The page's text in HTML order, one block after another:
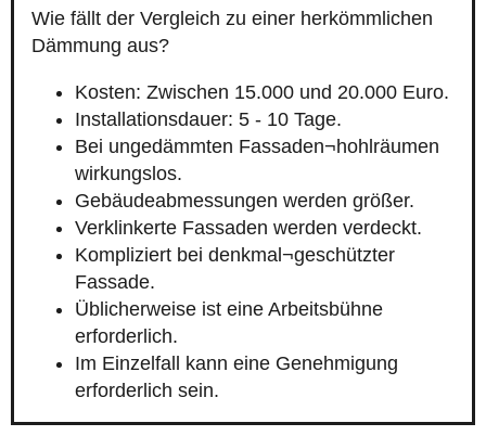
Wie fällt der Vergleich zu einer herkömmlichen
Dämmung aus?
Kosten: Zwischen 15.000 und 20.000 Euro.
Installationsdauer: 5 - 10 Tage.
Bei ungedämmten Fassaden¬hohlräumen
wirkungslos.
Gebäudeabmessungen werden größer.
Verklinkerte Fassaden werden verdeckt.
Kompliziert bei denkmal¬geschützter
Fassade.
Üblicherweise ist eine Arbeitsbühne
erforderlich.
Im Einzelfall kann eine Genehmigung
erforderlich sein.